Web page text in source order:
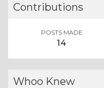
Contributions
POSTS MADE
14
Whoo Knew